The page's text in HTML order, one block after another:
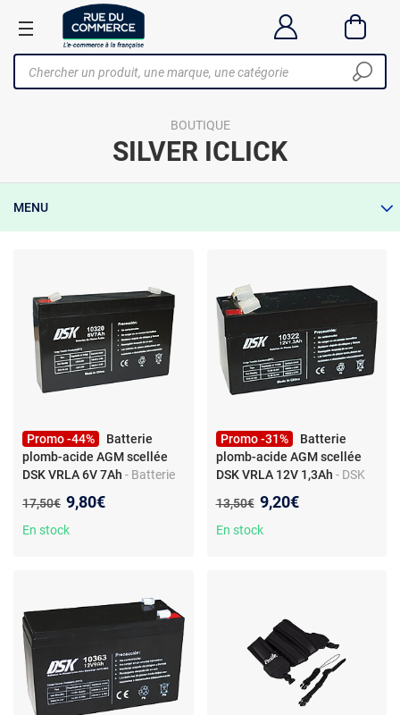
BOUTIQUE
SILVER ICLICK
MENU
Promo -44%
Batterie
plomb-acide AGM scellée
DSK VRLA 6V 7Ah - Batterie
VRLA 6V 7Ah - DSK
Ancien prix :
17,50€ Nouveau prix :
9,80€
En stock
Promo -31%
Batterie
plomb-acide AGM scellée
DSK VRLA 12V 1,3Ah - DSK
scellée VRLA 12V 1,3Ah
Ancien prix :
13,50€ Nouveau prix :
9,20€
En stock